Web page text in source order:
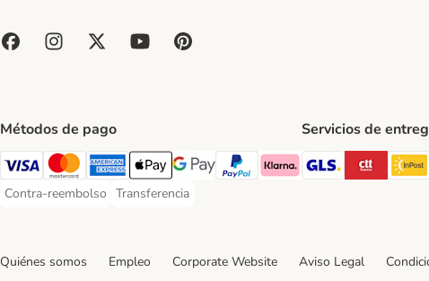
Métodos de pago
Visa Payment Method
Mastercard Payment Method
American Express Payment Method
Apple Pay Payment Method
Google Pay Payment Method
PayPal Payment Method
Klarna Payment Method
Contra-reembolso
Contra-reembolso Payment Method
Transferencia
Transferencia Payment Method
Servicios de
GLS Shipping
Quiénes somos Empleo Corporate Website Aviso Legal